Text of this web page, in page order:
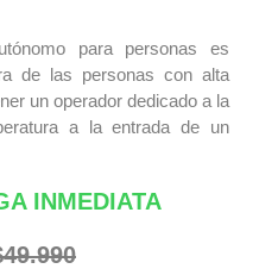
para personas es
de las personas con alta
un operador dedicado a la
a la entrada de un
INMEDIATA